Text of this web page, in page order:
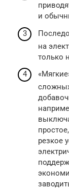
и
на
только
резкое